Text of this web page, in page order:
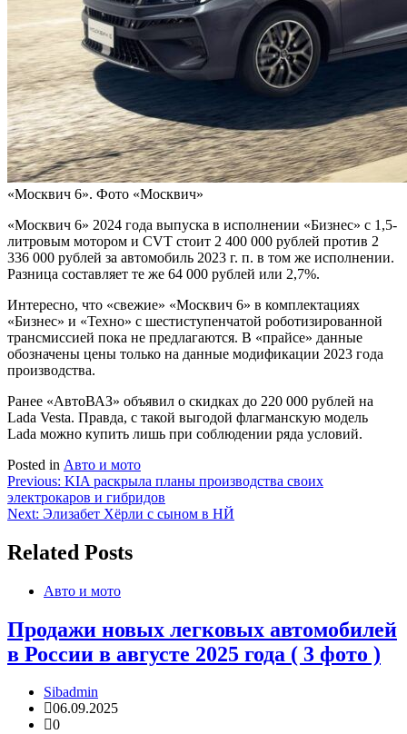
«Москвич 6». Фото «Москвич»
«Москвич 6» 2024 года выпуска в исполнении «Бизнес» с 1,5-
литровым мотором и CVT стоит 2 400 000 рублей против 2
336 000 рублей за автомобиль 2023 г. п. в том же исполнении.
Разница составляет те же 64 000 рублей или 2,7%.
Интересно, что «свежие» «Москвич 6» в комплектациях
«Бизнес» и «Техно» с шестиступенчатой роботизированной
трансмиссией пока не предлагаются. В «прайсе» данные
обозначены цены только на данные модификации 2023 года
производства.
Ранее «АвтоВАЗ» объявил о скидках до 220 000 рублей на
Lada Vesta. Правда, с такой выгодой флагманскую модель
Lada можно купить лишь при соблюдении ряда условий.
Posted in Авто и мото
Навигация
по
Previous: KIA раскрыла планы производства своих
электрокаров и гибридов
Next: Элизабет Хёрли с сыном в НЙ
Related Posts
Авто и мото
Продажи новых легковых автомобилей
в России в августе 2025 года ( 3 фото )
Sibadmin
06.09.2025
0